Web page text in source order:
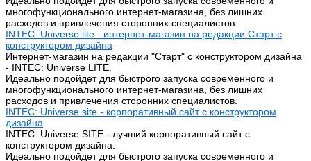
многофункционального интернет-магазина, без лишних
расходов и привлечения сторонних специалистов.
INTEC: Universe.lite - интернет-магазин на редакции Старт с
конструктором дизайна
Интернет-магазин на редакции "Старт" с конструктором дизайна
- INTEC: Universe LITE.
Идеально подойдет для быстрого запуска современного и
многофункционального интернет-магазина, без лишних
расходов и привлечения сторонних специалистов.
INTEC: Universe.site - корпоративный сайт с конструктором
дизайна
INTEC: Universe SITE - лучший корпоративный сайт с
конструктором дизайна.
Идеально подойдет для быстрого запуска современного и